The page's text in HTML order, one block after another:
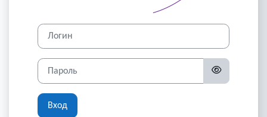
Логин
Пароль
Вход